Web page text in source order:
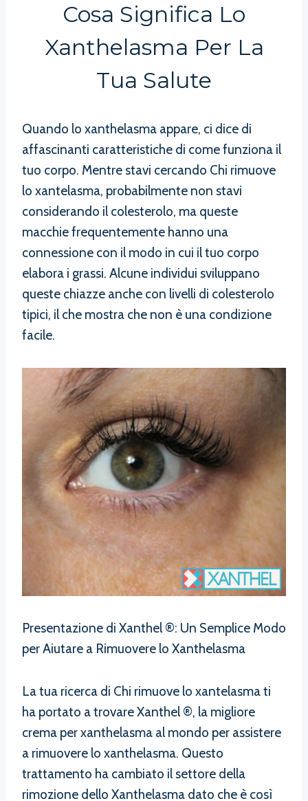
Cosa Significa Lo
Xanthelasma Per La
Tua Salute
Quando lo xanthelasma appare, ci dice di
affascinanti caratteristiche di come funziona il
tuo corpo. Mentre stavi cercando Chi rimuove
lo xantelasma, probabilmente non stavi
considerando il colesterolo, ma queste
macchie frequentemente hanno una
connessione con il modo in cui il tuo corpo
elabora i grassi. Alcune individui sviluppano
queste chiazze anche con livelli di colesterolo
tipici, il che mostra che non è una condizione
facile.
Presentazione di Xanthel ®: Un Semplice Modo
per Aiutare a Rimuovere lo Xanthelasma
La tua ricerca di Chi rimuove lo xantelasma ti
ha portato a trovare Xanthel ®, la migliore
crema per xanthelasma al mondo per assistere
a rimuovere lo xanthelasma. Questo
trattamento ha cambiato il settore della
rimozione dello Xanthelasma dato che è così